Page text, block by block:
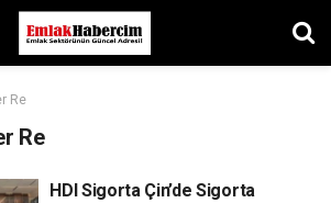
Re
Re
HDI Sigorta Çin’de Sigorta